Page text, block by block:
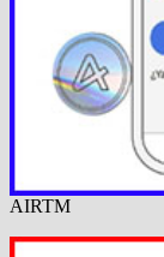
AIRTM